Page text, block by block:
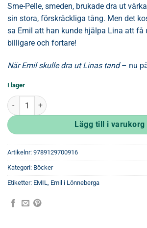
Sme-Pelle, smeden, brukade dra ut
sin stora, förskräckliga tång. Men det
sa Emil att han kunde hjälpa Lina att få
billigare och fortare!
När Emil skulle dra ut Linas tand– nu
I lager
Emil and the bad tooth mängd
Lägg till i varukorg
Artikelnr: 9789129700916
Kategori: Böcker
Etiketter: EMIL, Emil i Lönneberga